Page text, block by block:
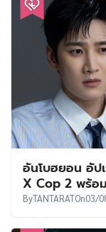
อันโบฮยอน อัป
X Cop 2 พร้อ
ByTANTARATOn03/